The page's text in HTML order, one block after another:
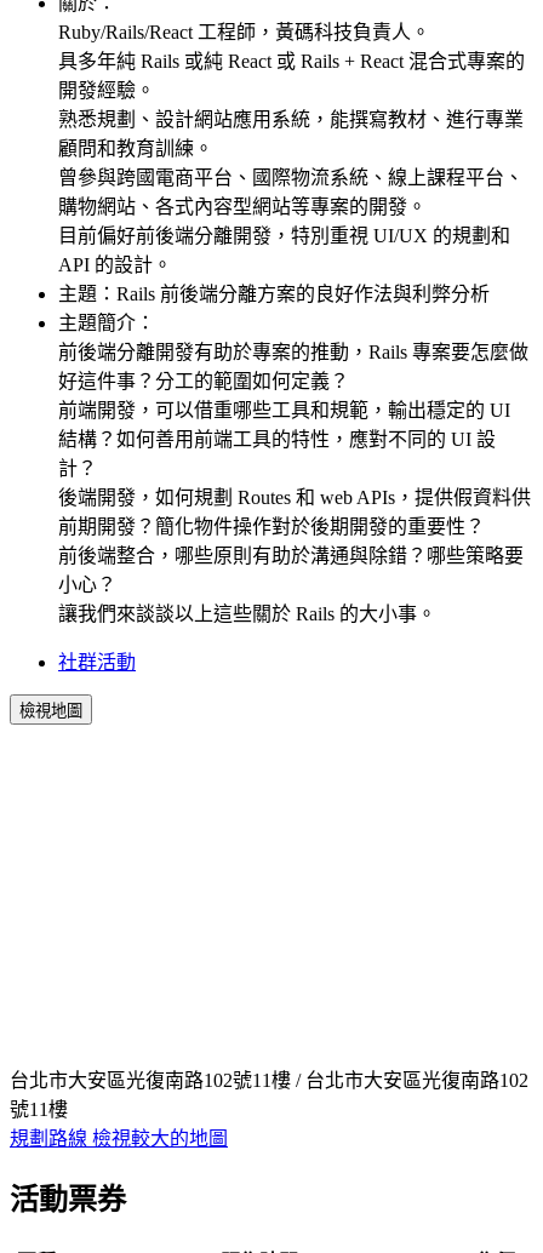
Ruby/Rails/React 工程師，黃碼科技負責人。
具多年純 Rails 或純 React 或 Rails + React 混合式專案的
開發經驗。
熟悉規劃、設計網站應用系統，能撰寫教材、進行專業
顧問和教育訓練。
曾參與跨國電商平台、國際物流系統、線上課程平台、
購物網站、各式內容型網站等專案的開發。
目前偏好前後端分離開發，特別重視 UI/UX 的規劃和
API 的設計。
主題：Rails 前後端分離方案的良好作法與利弊分析
主題簡介：
前後端分離開發有助於專案的推動，Rails 專案要怎麼做
好這件事？分工的範圍如何定義？
前端開發，可以借重哪些工具和規範，輸出穩定的 UI
結構？如何善用前端工具的特性，應對不同的 UI 設
計？
後端開發，如何規劃 Routes 和 web APIs，提供假資料供
前期開發？簡化物件操作對於後期開發的重要性？
前後端整合，哪些原則有助於溝通與除錯？哪些策略要
小心？
讓我們來談談以上這些關於 Rails 的大小事。
社群活動
檢視地圖
台北市大安區光復南路102號11樓 / 台北市大安區光復南路102
號11樓
規劃路線 檢視較大的地圖
活動票券